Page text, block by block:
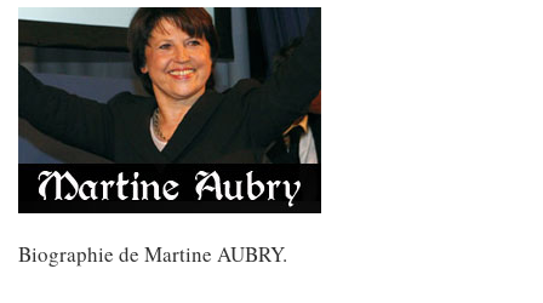
Biographie de Martine AUBRY.